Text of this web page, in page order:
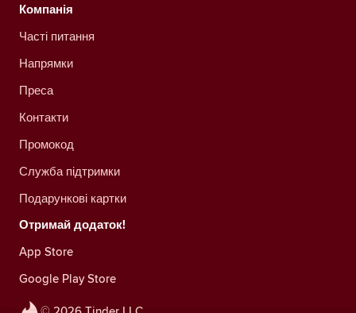
Компанія
Часті питання
Напрямки
Преса
Контакти
Промокод
Служба підтримки
Подарункові картки
Отримай додаток!
App Store
Google Play Store